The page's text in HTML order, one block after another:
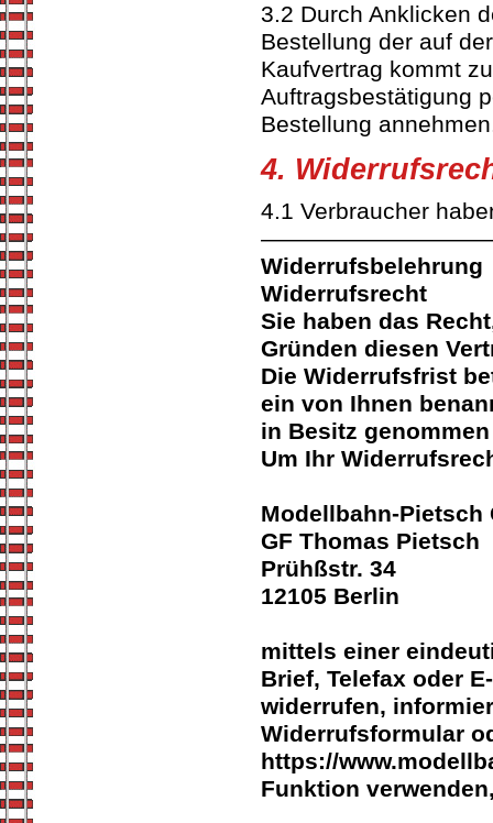
3.2 Durch Anklicken
Bestellung der auf
Kaufvertrag kommt
Auftragsbestätigung
Bestellung
4.
4.1 Verbraucher
Widerrufsbelehrung
Widerrufsrecht
Sie haben das
Gründen diesen
Die Widerrufsfrist
ein von Ihnen
in Besitz
Um Ihr
Modellbahn-Pietsch
GF Thomas Pietsch
Prühßstr. 34
12105 Berlin
mittels einer
Brief, Telefax oder
widerrufen,
Widerrufsformular
https://
Funktion